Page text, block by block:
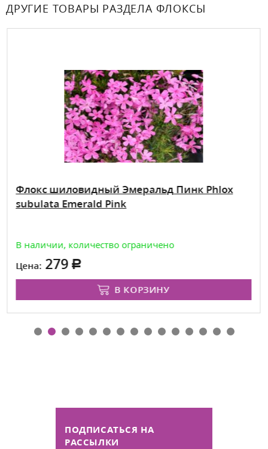
ДРУГИЕ ТОВАРЫ РАЗДЕЛА ФЛОКСЫ
Флокс шиловидный Эмеральд Пинк Phlox
subulata Emerald Pink
В наличии, количество ограничено
Цена: 279
В КОРЗИНУ
ПОДПИСАТЬСЯ НА
РАССЫЛКИ